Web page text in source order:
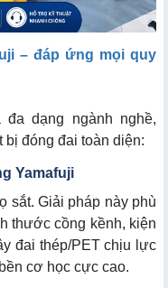
– đáp ứng mọi quy
dạng ngành nghề,
bị đóng đai toàn diện:
Yamafuji
sắt. Giải pháp này phù
thước cồng kềnh, kiện
đai thép/PET chịu lực
cơ học cực cao.